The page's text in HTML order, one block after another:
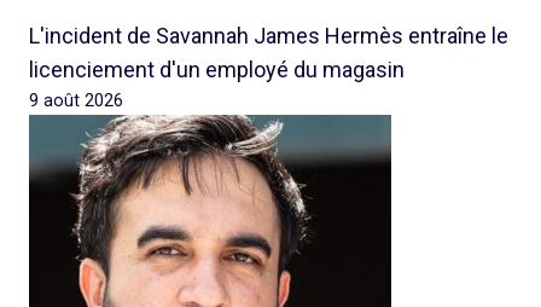
L'incident de Savannah James Hermès entraîne le
licenciement d'un employé du magasin
9 août 2026